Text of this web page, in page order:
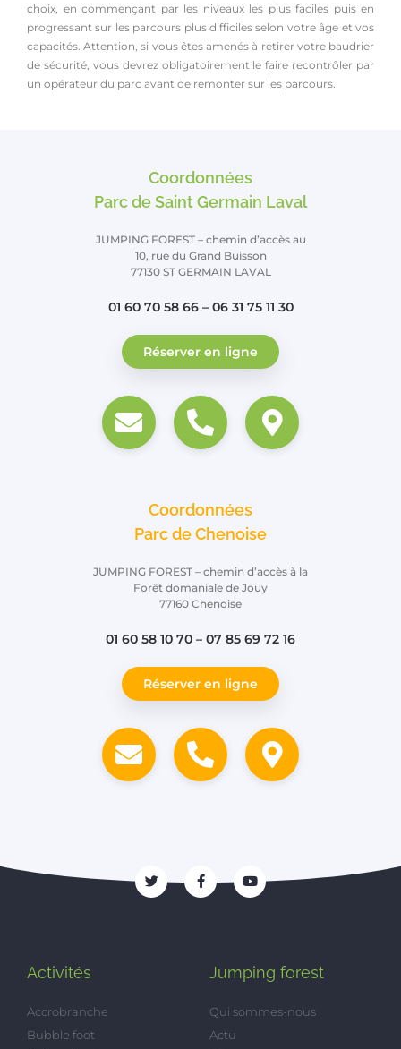
choix, en commençant par les niveaux les plus faciles puis en
progressant sur les parcours plus difficiles selon votre âge et vos
capacités. Attention, si vous êtes amenés à retirer votre baudrier
de sécurité, vous devrez obligatoirement le faire recontrôler par
un opérateur du parc avant de remonter sur les parcours.
Coordonnées
Parc de Saint Germain Laval
JUMPING FOREST – chemin d’accès au
10, rue du Grand Buisson
77130 ST GERMAIN LAVAL
01 60 70 58 66 – 06 31 75 11 30
Réserver en ligne
Coordonnées
Parc de Chenoise
JUMPING FOREST – chemin d’accès à la
Forêt domaniale de Jouy
77160 Chenoise
01 60 58 10 70 – 07 85 69 72 16
Réserver en ligne
Activités
Accrobranche
Bubble foot
Jumping forest
Qui sommes-nous
Actu